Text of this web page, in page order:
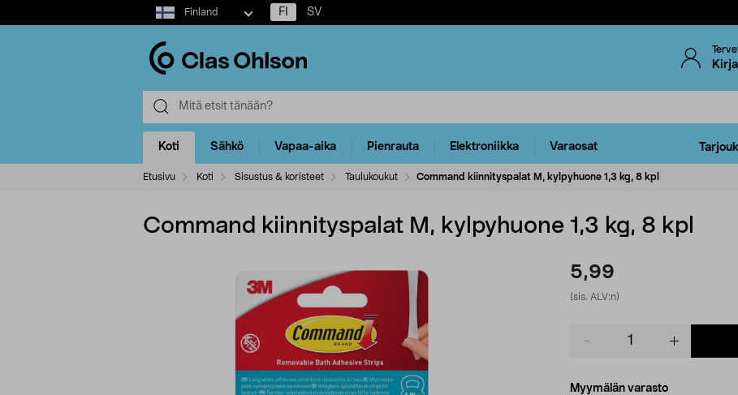
Select
market
Finland FI SV
Koti Sähkö Vapaa-aika Pienrauta Elektroniikka Varaosat
Etusivu Koti Sisustus & koristeet Taulukoukut Command kiinnityspalat M, kylpyhuone 1,3 kg, 8 kpl
Command kiinnityspalat M, kylpyhuone 1,3 kg, 8 kpl
5,99
(sis. ALV:n)
Myymälän varasto